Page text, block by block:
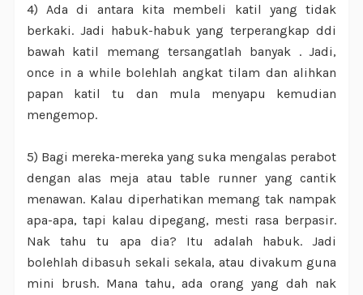
4) Ada di antara kita membeli katil yang tidak
berkaki. Jadi habuk-habuk yang terperangkap ddi
bawah katil memang tersangatlah banyak . Jadi,
once in a while bolehlah angkat tilam dan alihkan
papan katil tu dan mula menyapu kemudian
mengemop.
5) Bagi mereka-mereka yang suka mengalas perabot
dengan alas meja atau table runner yang cantik
menawan. Kalau diperhatikan memang tak nampak
apa-apa, tapi kalau dipegang, mesti rasa berpasir.
Nak tahu tu apa dia? Itu adalah habuk. Jadi
bolehlah dibasuh sekali sekala, atau divakum guna
mini brush. Mana tahu, ada orang yang dah nak